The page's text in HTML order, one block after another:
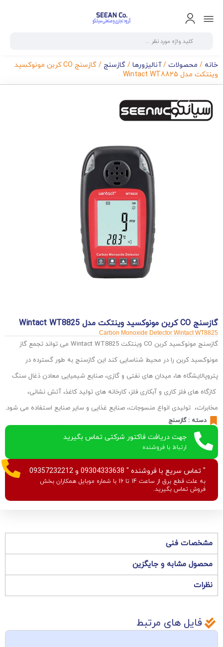
خانه / محصولات /آنالیزورها / گازسنج
/ گازسنج CO کربن مونوکسید
وینتکت مدل Wintact WT8825
گازسنج CO کربن مونوکسید وینتکت مدل Wintact WT8825
Carbon Monoxide Detector Wintact WT8825
گازسنج مونوکسید کربن CO وینتکت Wintact WT8825 می تواند تجمع گاز
مونوکسید کربن را در محیط شناسایی کند این گازسنج به طور گسترده در
پتروپالایشگاه ها، میدان های نفتی و گازی، صنایع شیمیایی معادن ذغال سنگ
کازگاه های فلز کاری و آبکاری فلز، کارخانه های تولید کاغذ، آتش نشانی،
مخابرات، تولیدی انواع منسوجات، صنایع غذایی و سایر صنایع استفاده می شود.
دسته :گازسنج
جهت دریافت فاکتور شرکتی تماس بگیرید
ارتباط با فروشنده
" تماس سریع با فروشنده " 09304333638 و 09357232212
به علت قطع برق از ساعت 14 تا 16 با شماره موبایل همکاران بخش
فروش تماس بگیرید.
مشخصات فنی
محصول مشابه و جایگزین
نظرات
فایل های مرتبط